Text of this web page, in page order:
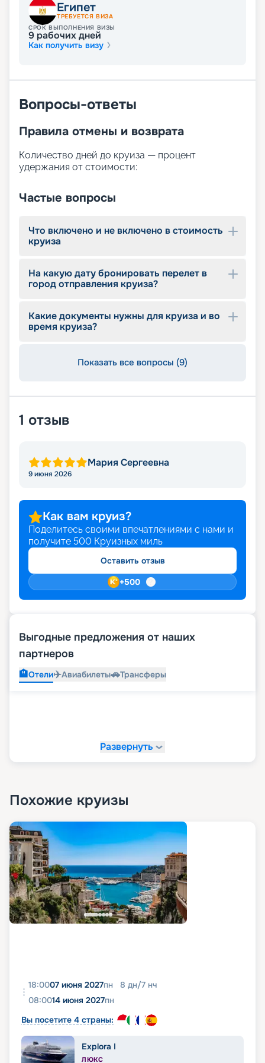
В свободное от экскурсий время, каждый
турист может выбрать себе отдых по душе. Для
этого на борту доступны:
просторная солнечная палуба с шезлонгами;
бар ресторан у бассейна и лаунж-бар;
массажный салон;
фитнес-центр с кардиотренажёрами;
Египет
ТРЕБУЕТСЯ ВИЗА
СРОК ВЫПОЛНЕНИЯ ВИЗЫ
9 рабочих дней
Как получить визу
Вопросы-ответы
Правила отмены и возврата
Количество дней до круиза — процент
удержания от стоимости:
Частые вопросы
Что включено и не включено в стоимость
круиза
На какую дату бронировать перелет в
город отправления круиза?
Какие документы нужны для круиза и во
время круиза?
Показать все вопросы (9)
1 отзыв
Мария Сергеевна
9 июня 2026
Как вам круиз?
Поделитесь своими впечатлениями с нами и
получите 500 Круизных миль
Оставить отзыв
+500
Выгодные предложения от наших
партнеров
🏨Отели✈️Авиабилеты🚗Трансферы
Развернуть
Похожие круизы
18:0007 июня 2027пн 8 дн/7 нч
08:0014 июня 2027пн
Вы посетите 4 страны:
Explora I
ЛЮКС